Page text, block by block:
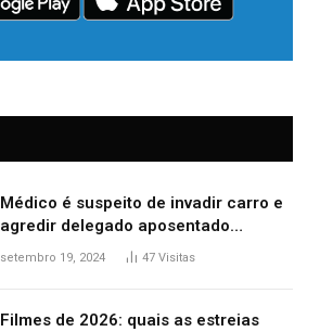
Médico é suspeito de invadir carro e
agredir delegado aposentado
durante confusão no trânsito
setembro 19, 2024 47 Visitas
Filmes de 2026: quais as estreias